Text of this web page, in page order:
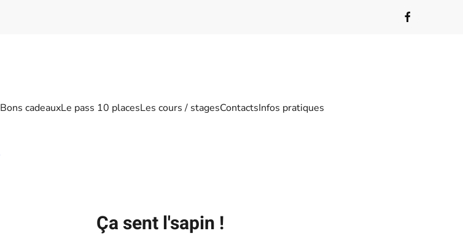
Bons cadeauxLe pass 10 placesLes cours / stagesContactsInfos pratiques
Ça sent l'sapin !